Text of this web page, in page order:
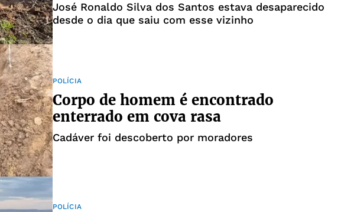
José Ronaldo Silva dos Santos estava desaparecido
desde o dia que saiu com esse vizinho
POLÍCIA
Corpo de homem é encontrado
enterrado em cova rasa
Cadáver foi descoberto por moradores
POLÍCIA